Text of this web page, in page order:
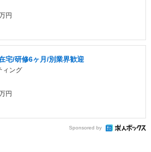
円
宅/研修6ヶ月/別業界歓迎
ィング
円
Sponsored by